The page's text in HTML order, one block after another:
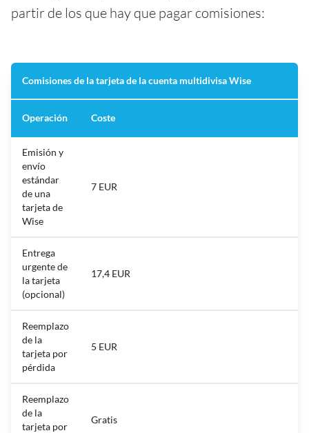
partir de los que hay que pagar comisiones:
Comisiones de la tarjeta de la cuenta multidivisa Wise
Operación Coste
Emisión y
envío
estándar
de una
tarjeta de
Wise
7 EUR
Entrega
urgente de
la tarjeta
(opcional)
17,4 EUR
Reemplazo
de la
tarjeta por
pérdida
5 EUR
Reemplazo
de la
tarjeta por
Gratis